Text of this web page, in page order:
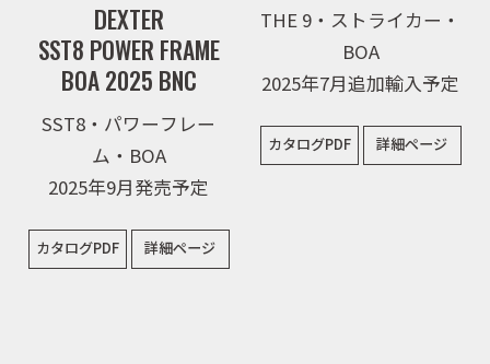
キャンペーン
お問合せ
会社概要
DEXTER
SST8 POWER FRAME
BOA 2025 BNC
SST8・パワーフレー
ム・BOA
2025年9月発売予定
カタログPDF 詳細ページ
THE 9・ストライカー・
BOA
2025年7月追加輸入予定
カタログPDF 詳細ページ